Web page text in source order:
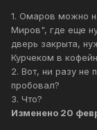
1. Омаров можно
Миров", где еще
дверь закрыта,
Курчеком в
2. Вот, ни разу не
пробовал?
3. Что?
Изменено 20